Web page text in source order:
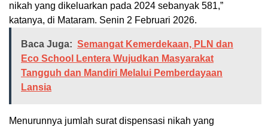
nikah yang dikeluarkan pada 2024 sebanyak 581,”
katanya, di Mataram. Senin 2 Februari 2026.
Baca Juga: Semangat Kemerdekaan, PLN dan
Eco School Lentera Wujudkan Masyarakat
Tangguh dan Mandiri Melalui Pemberdayaan
Lansia
Menurunnya jumlah surat dispensasi nikah yang